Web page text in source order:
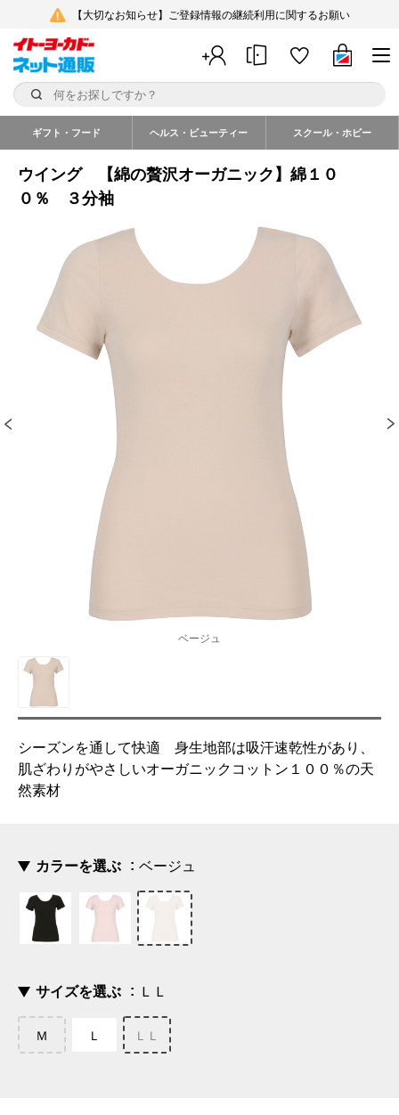
【大切なお知らせ】ご登録情報の継続利用に関するお願い
ギフト・フード ヘルス・ビューティー スクール・ホビー
ウイング 【綿の贅沢オーガニック】綿１０
０％ ３分袖
ベージュ
シーズンを通して快適 身生地部は吸汗速乾性があり、
肌ざわりがやさしいオーガニックコットン１００％の天
然素材
カラーを選ぶ ベージュ
サイズを選ぶ ＬＬ
Ｍ Ｌ ＬＬ